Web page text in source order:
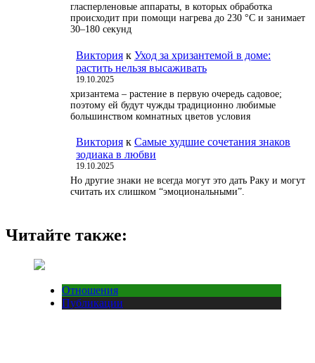
гласперленовые аппараты, в которых обработка
происходит при помощи нагрева до 230 °С и занимает
30–180 секунд
Виктория к Уход за хризантемой в доме:
растить нельзя высаживать
19.10.2025
хризантема – растение в первую очередь садовое;
поэтому ей будут чужды традиционно любимые
большинством комнатных цветов условия
Виктория к Самые худшие сочетания знаков
зодиака в любви
19.10.2025
Но другие знаки не всегда могут это дать Раку и могут
считать их слишком “эмоциональными”.
Читайте также:
Отношения
Публикации